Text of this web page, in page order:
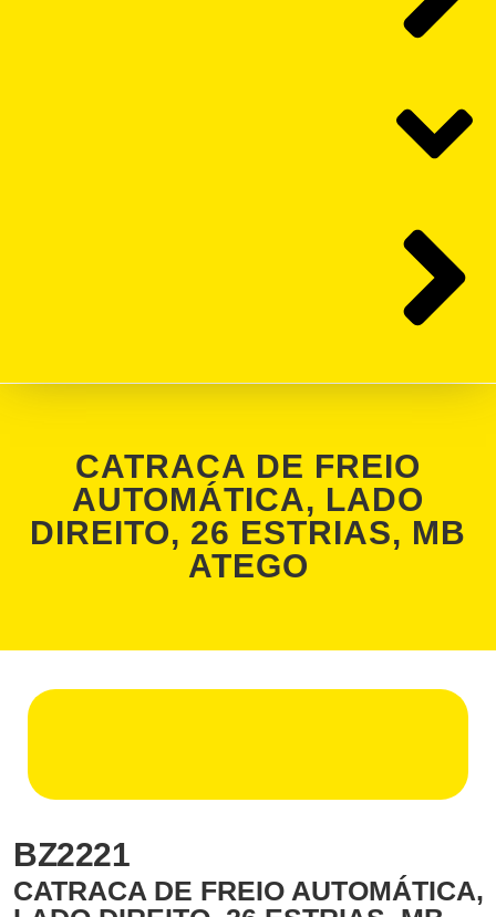
CATRACA DE FREIO
AUTOMÁTICA, LADO
DIREITO, 26 ESTRIAS, MB
ATEGO
BZ2221
CATRACA DE FREIO AUTOMÁTICA,